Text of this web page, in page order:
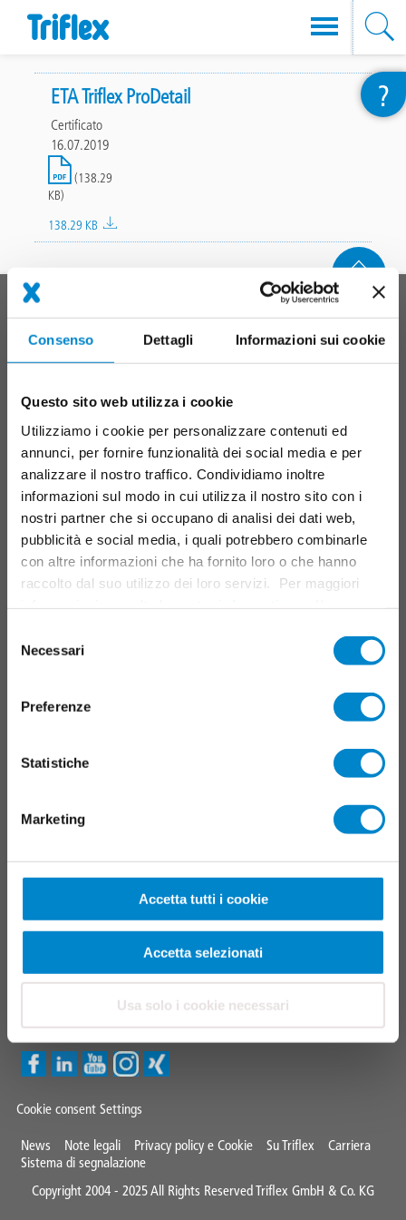
Consenso Dettagli Informazioni sui cookie
Questo sito web utilizza i cookie
Utilizziamo i cookie per personalizzare contenuti ed
annunci, per fornire funzionalità dei social media e per
analizzare il nostro traffico. Condividiamo inoltre
informazioni sul modo in cui utilizza il nostro sito con i
nostri partner che si occupano di analisi dei dati web,
pubblicità e social media, i quali potrebbero combinarle
con altre informazioni che ha fornito loro o che hanno
raccolto dal suo utilizzo dei loro servizi. Per maggiori
delNecessari
Preferenze
Statistiche
Marketing
Accetta tutti i cookie
Accetta selezionati
Usa solo i cookie necessari
contenuto
principale
ETA Triflex ProDetail
Certificato
16.07.2019
File
(138.29
KB)
138.29 KB
?
In cima
Main
footer
SISTEMI DI PRODOTTI
Tetti
Collegamenti, giunti e dettagli
Sistemi per parcheggi multipiano
Manutenzione e servizio
Sistemi di segnalazione
CAMPI D'IMPIEGO
Resina liquida
Triflex Systemfinder
Cataloghi delle prestazioni
Triflex Tools
Ricerca artigiani specializzati
CONTATTI
italia@triflex.com
Triflex Newsletter
Cookie consent Settings
Mini
Footer
News Note legali Privacy policy e Cookie Su Triflex
Carriera
Sistema di segnalazione
Copyright 2004 - 2025 All Rights Reserved Triflex GmbH & Co. KG